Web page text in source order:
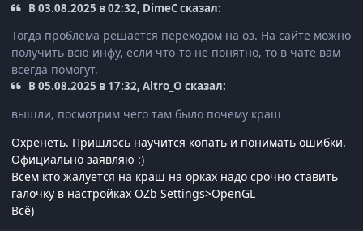
В 03.08.2025 в 02:32, DimeC сказал:
Тогда проблема решается переходом на оз. На сайте можно
получить всю инфу, если что-то не понятно, то в чате вам
всегда помогут.
В 05.08.2025 в 17:32, Altro_O сказал:
вышли, посмотрим чего там было почему краш
Охренеть. Пришлось научится копать и понимать ошибки.
Официально заявляю :)
Всем кто жалуется на краш на орках надо срочно ставить
галочку в настройках OZb Settings>OpenGL
Всё)